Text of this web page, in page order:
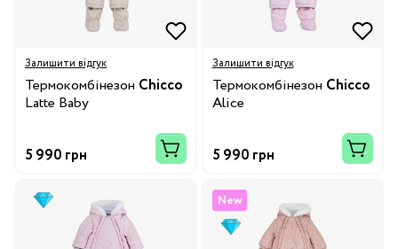
Залишити відгук
Термокомбінезон Chicco
Latte Baby
5 990 грн
Залишити відгук
Термокомбінезон Chicco
Alice
5 990 грн
New